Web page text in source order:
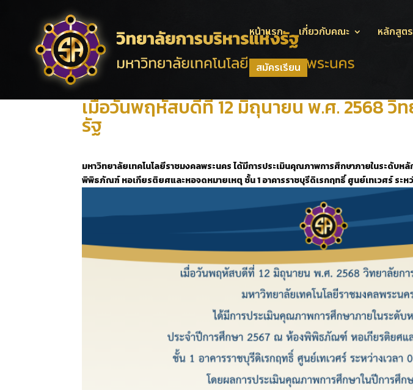
หน้าแรก เกี่ยวกับคณะ หลักสูตร
สมัครเรียน
เมื่อวันพฤหัสบดีที่ 12 มิถุนายน พ.ศ. 2568 วิ
รัฐ
มหาวิทยาลัยเทคโนโลยีราชมงคลพระนคร ได้มีการประเมินคุณภาพการศึกษาภายในระดับห
พิพิธภัณฑ์ หอเกียรติยศและหอจดหมายเหตุชั้น 1 อาคารราชบุรีดิเรกฤทธิ์ ศูนย์เทเวศร์ ระ